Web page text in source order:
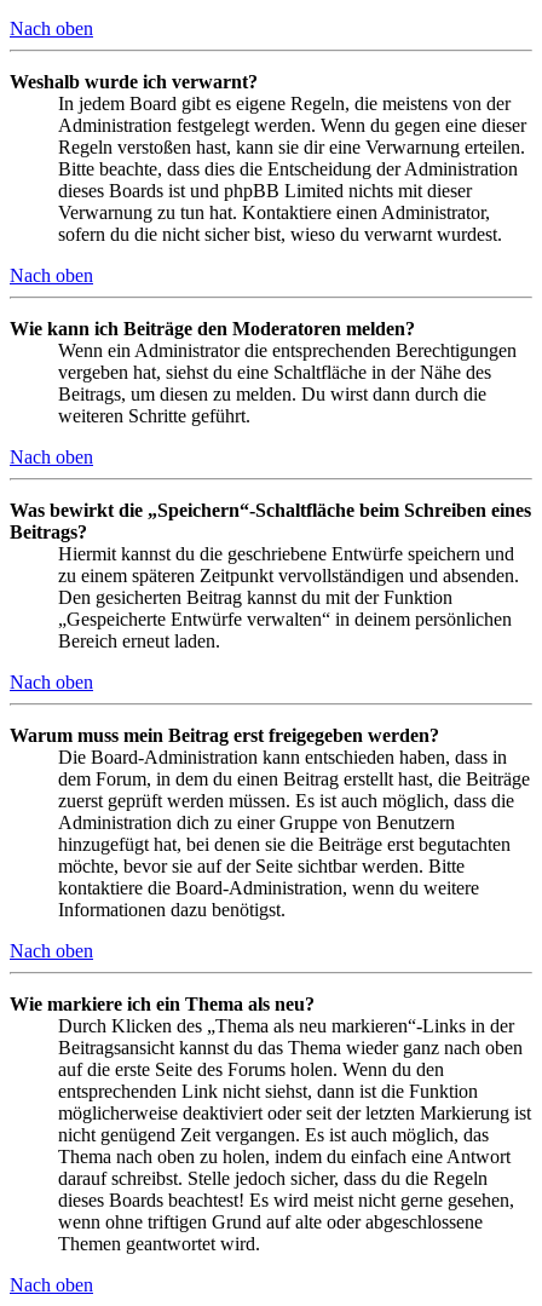
Nach oben
Weshalb wurde ich verwarnt?
In jedem Board gibt es eigene Regeln, die meistens von der
Administration festgelegt werden. Wenn du gegen eine dieser
Regeln verstoßen hast, kann sie dir eine Verwarnung erteilen.
Bitte beachte, dass dies die Entscheidung der Administration
dieses Boards ist und phpBB Limited nichts mit dieser
Verwarnung zu tun hat. Kontaktiere einen Administrator,
sofern du die nicht sicher bist, wieso du verwarnt wurdest.
Nach oben
Wie kann ich Beiträge den Moderatoren melden?
Wenn ein Administrator die entsprechenden Berechtigungen
vergeben hat, siehst du eine Schaltfläche in der Nähe des
Beitrags, um diesen zu melden. Du wirst dann durch die
weiteren Schritte geführt.
Nach oben
Was bewirkt die „Speichern“-Schaltfläche beim Schreiben eines
Beitrags?
Hiermit kannst du die geschriebene Entwürfe speichern und
zu einem späteren Zeitpunkt vervollständigen und absenden.
Den gesicherten Beitrag kannst du mit der Funktion
„Gespeicherte Entwürfe verwalten“ in deinem persönlichen
Bereich erneut laden.
Nach oben
Warum muss mein Beitrag erst freigegeben werden?
Die Board-Administration kann entschieden haben, dass in
dem Forum, in dem du einen Beitrag erstellt hast, die Beiträge
zuerst geprüft werden müssen. Es ist auch möglich, dass die
Administration dich zu einer Gruppe von Benutzern
hinzugefügt hat, bei denen sie die Beiträge erst begutachten
möchte, bevor sie auf der Seite sichtbar werden. Bitte
kontaktiere die Board-Administration, wenn du weitere
Informationen dazu benötigst.
Nach oben
Wie markiere ich ein Thema als neu?
Durch Klicken des „Thema als neu markieren“-Links in der
Beitragsansicht kannst du das Thema wieder ganz nach oben
auf die erste Seite des Forums holen. Wenn du den
entsprechenden Link nicht siehst, dann ist die Funktion
möglicherweise deaktiviert oder seit der letzten Markierung ist
nicht genügend Zeit vergangen. Es ist auch möglich, das
Thema nach oben zu holen, indem du einfach eine Antwort
darauf schreibst. Stelle jedoch sicher, dass du die Regeln
dieses Boards beachtest! Es wird meist nicht gerne gesehen,
wenn ohne triftigen Grund auf alte oder abgeschlossene
Themen geantwortet wird.
Nach oben